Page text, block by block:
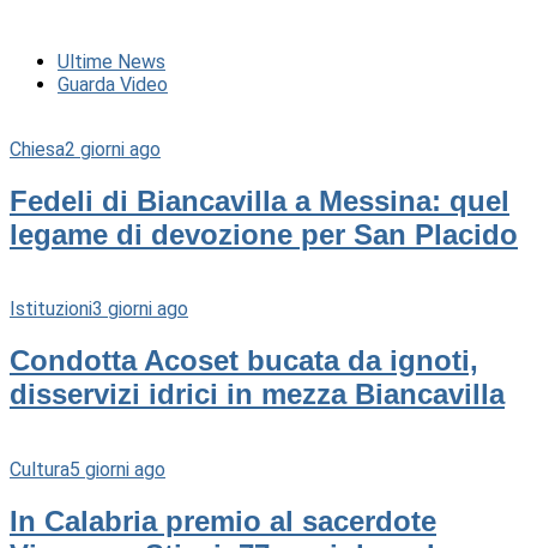
Ultime News
Guarda Video
Chiesa2 giorni ago
Fedeli di Biancavilla a Messina: quel
legame di devozione per San Placido
Istituzioni3 giorni ago
Condotta Acoset bucata da ignoti,
disservizi idrici in mezza Biancavilla
Cultura5 giorni ago
In Calabria premio al sacerdote